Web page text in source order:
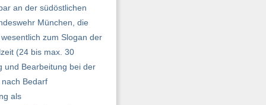
an der südöstlichen
München, die
zum Slogan der
(24 bis max. 30
und Bearbeitung bei der
Bedarf
als